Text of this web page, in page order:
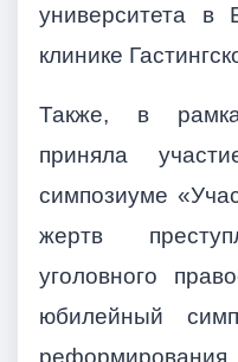
университета в
клинике
Также, в
приняла
симпозиуме
жертв
уголовного
юбилейный